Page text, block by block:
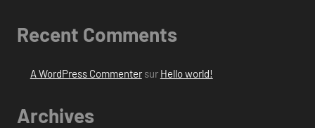
Recent Comments
A WordPress Commentersur Hello world!
Archives